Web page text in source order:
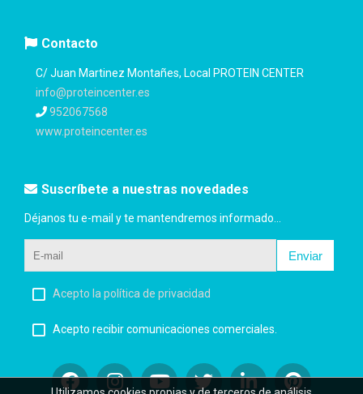
Contacto
C/ Juan Martinez Montañes, Local PROTEIN CENTER
info@proteincenter.es
952067568
www.proteincenter.es
Suscríbete a nuestras novedades
Déjanos tu e-mail y te mantendremos informado...
Enviar
Acepto la política de privacidad
Acepto recibir comunicaciones comerciales.